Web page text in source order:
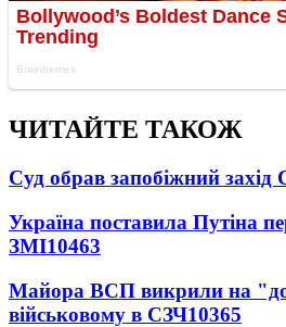
ЧИТАЙТЕ ТАКОЖ
Суд обрав запобіжний захід
Україна поставила Путіна
ЗМІ10463
Майора ВСП викрили на
військовому в СЗЧ10365